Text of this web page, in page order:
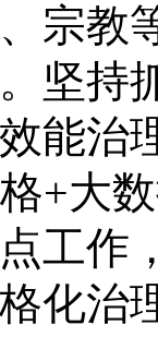
宗教
坚持
能治
+大
工作
化治